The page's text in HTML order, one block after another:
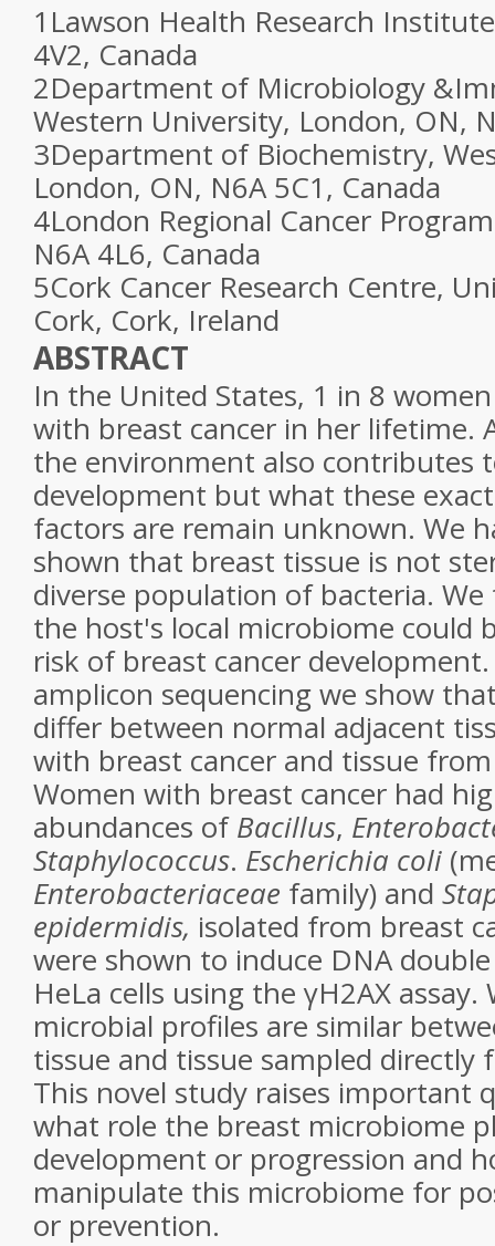
1 Lawson Health Research
4V2, Canada
2Department of Microbiology
Western University, London, ON,
3Department of Biochemistry,
London, ON, N6A 5C1, Canada
4London Regional Cancer
N6A 4L6, Canada
5Cork Cancer Research Centre,
Cork, Cork, Ireland
ABSTRACT
In the United States, 1 in 8
with breast cancer in her lifetime.
the environment also contributes
development but what these
factors are remain unknown. We
shown that breast tissue is not
diverse population of bacteria.
the host's local microbiome could
risk of breast cancer
amplicon sequencing we show
differ between normal adjacent
with breast cancer and tissue
Women with breast cancer had
abundances ofBacillus,
Staphylococcus. Escherichia coli
Enterobacteriaceae family) and
epidermidis, isolated from breast
were shown to induce DNA
HeLa cells using the γH2AX
microbial profiles are similar
tissue and tissue sampled
This novel study raises important
what role the breast microbiome
development or progression and
manipulate this microbiome for
or prevention.